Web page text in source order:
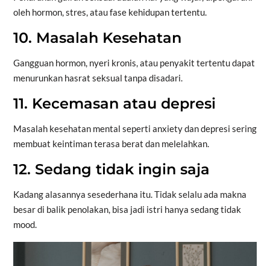
oleh hormon, stres, atau fase kehidupan tertentu.
10. Masalah Kesehatan
Gangguan hormon, nyeri kronis, atau penyakit tertentu dapat
menurunkan hasrat seksual tanpa disadari.
11. Kecemasan atau depresi
Masalah kesehatan mental seperti anxiety dan depresi sering
membuat keintiman terasa berat dan melelahkan.
12. Sedang tidak ingin saja
Kadang alasannya sesederhana itu. Tidak selalu ada makna
besar di balik penolakan, bisa jadi istri hanya sedang tidak
mood.